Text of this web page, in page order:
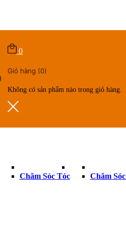
Chăm Sóc Tóc Chăm
0
Giỏ hàng (0)
Không có sản phẩm nào trong giỏ hàng.